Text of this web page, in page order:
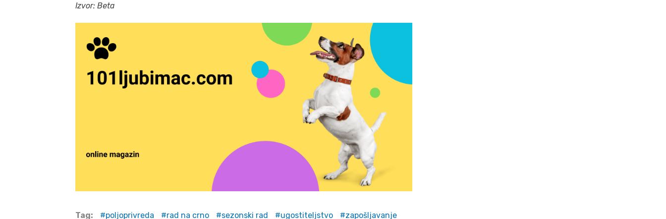
Izvor: Beta
Tag: poljoprivreda rad na crno sezonski rad ugostiteljstvo zapošljavanje